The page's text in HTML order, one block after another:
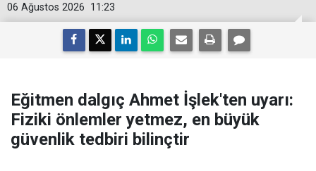
11:23
06 Ağustos 2026
Eğitmen dalgıç Ahmet İşlek'ten uyarı:
Fiziki önlemler yetmez, en büyük
güvenlik tedbiri bilinçtir